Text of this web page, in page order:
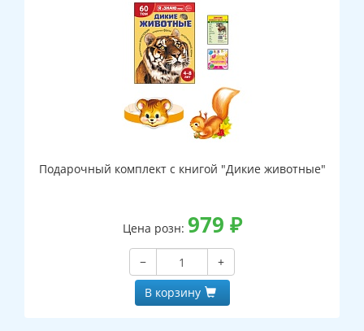
Подарочный комплект с книгой "Дикие животные"
Цена розн: 979 ₽
−
+
В корзину